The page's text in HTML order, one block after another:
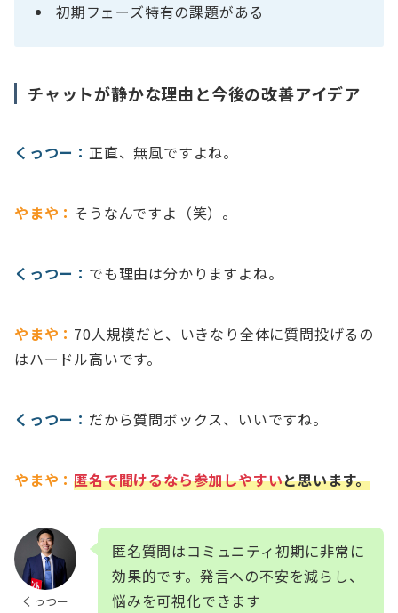
初期フェーズ特有の課題がある
チャットが静かな理由と今後の改善アイデア
くっつー： 正直、無風ですよね。
やまや： そうなんですよ（笑）。
くっつー： でも理由は分かりますよね。
やまや： 70人規模だと、いきなり全体に質問投げるの
はハードル高いです。
くっつー： だから質問ボックス、いいですね。
やまや：匿名で聞けるなら参加しやすいと思います。
くっつー
匿名質問はコミュニティ初期に非常に
効果的です。発言への不安を減らし、
悩みを可視化できます